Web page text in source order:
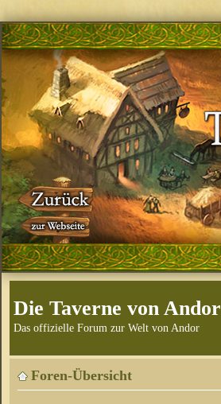
Die Taverne von Andor
Das offizielle Forum zur Welt von Andor
Foren-Übersicht